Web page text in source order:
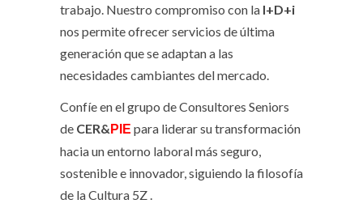
trabajo. Nuestro compromiso con la I+D+i
nos permite ofrecer servicios de última
generación que se adaptan a las
necesidades cambiantes del mercado.
Confíe en el grupo de Consultores Seniors
de CER& PIE para liderar su transformación
hacia un entorno laboral más seguro,
sostenible e innovador, siguiendo la filosofía
de la Cultura 5Z .